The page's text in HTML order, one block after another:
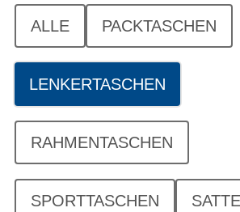
ALLE PACKTASCHEN
LENKERTASCHEN
RAHMENTASCHEN
SPORTTASCHEN